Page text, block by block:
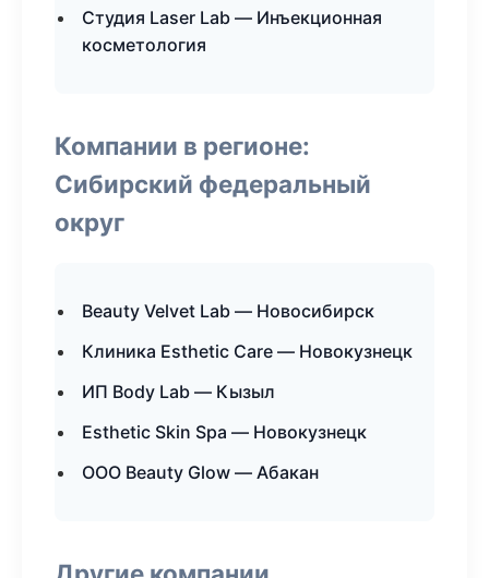
Студия Laser Lab — Инъекционная
косметология
Компании в регионе:
Сибирский федеральный
округ
Beauty Velvet Lab — Новосибирск
Клиника Esthetic Care — Новокузнецк
ИП Body Lab — Кызыл
Esthetic Skin Spa — Новокузнецк
ООО Beauty Glow — Абакан